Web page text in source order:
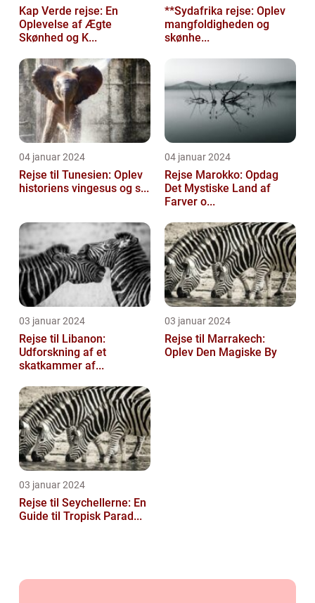
Kap Verde rejse: En
Oplevelse af Ægte
Skønhed og K...
**Sydafrika rejse: Oplev
mangfoldigheden og
skønhe...
04 januar 2024
Rejse til Tunesien: Oplev
historiens vingesus og s...
04 januar 2024
Rejse Marokko: Opdag
Det Mystiske Land af
Farver o...
03 januar 2024
Rejse til Libanon:
Udforskning af et
skatkammer af...
03 januar 2024
Rejse til Marrakech:
Oplev Den Magiske By
03 januar 2024
Rejse til Seychellerne: En
Guide til Tropisk Parad...